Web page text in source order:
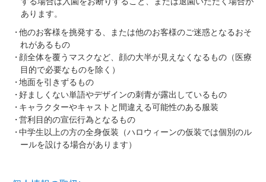
あります。
他のお客様を挑発する、または他のお客様のご迷惑となるおそ
れがあるもの
顔全体を覆うマスクなど、顔の大半が見えなくなるもの（医療
目的で必要なものを除く）
地面を引きずるもの
好ましくない単語やデザインの刺青が露出しているもの
キャラクターやキャストと間違える可能性のある服装
営利目的の宣伝行為となるもの
中学生以上の方の全身仮装（ハロウィーンの仮装では個別のル
ールを設ける場合があります）